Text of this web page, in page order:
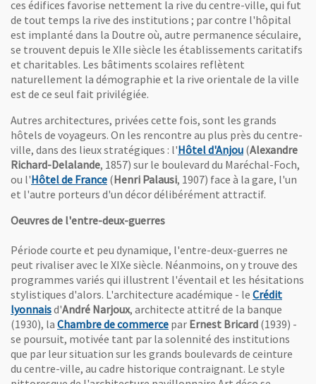
ces édifices favorise nettement la rive du centre-ville, qui fut
de tout temps la rive des institutions ; par contre l'hôpital
est implanté dans la Doutre où, autre permanence séculaire,
se trouvent depuis le XIIe siècle les établissements caritatifs
et charitables. Les bâtiments scolaires reflètent
naturellement la démographie et la rive orientale de la ville
est de ce seul fait privilégiée.
Autres architectures, privées cette fois, sont les grands
hôtels de voyageurs. On les rencontre au plus près du centre-
ville, dans des lieux stratégiques : l'Hôtel d'Anjou, Ouvre une
(Alexandre
Richard-Delalande, 1857) sur le boulevard du Maréchal-Foch,
ou l'Hôtel de France, Ouvre une nouvelle fenêtre
(Henri Palausi, 1907) face à la gare, l'un
et l'autre porteurs d'un décor délibérément attractif.
Oeuvres de l'entre-deux-guerres
Période courte et peu dynamique, l'entre-deux-guerres ne
peut rivaliser avec le XIXe siècle. Néanmoins, on y trouve des
programmes variés qui illustrent l'éventail et les hésitations
stylistiques d'alors. L'architecture académique - le Crédit
lyonnais, Ouvre une nouvelle fenêtre
d'André Narjoux, architecte attitré de la banque
(1930), la Chambre de commerce, Ouvre une nouvelle fenêtre
par Ernest Bricard (1939) -
se poursuit, motivée tant par la solennité des institutions
que par leur situation sur les grands boulevards de ceinture
du centre-ville, au cadre historique contraignant. Le style